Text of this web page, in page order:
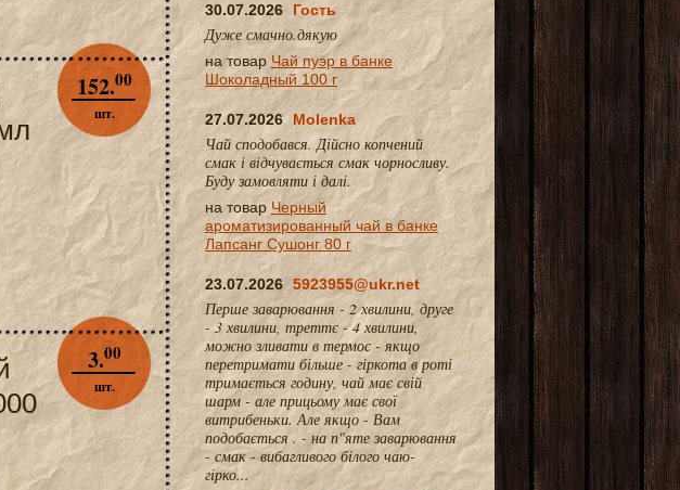
152.00
шт.
3.00
шт.
30.07.2026 Гость
Дуже смачно.дякую
на товар Чай пуэр в банке
Шоколадный 100 г
27.07.2026 Molenka
Чай сподобався. Дійсно копчений
смак і відчувається смак чорносливу.
Буду замовляти і далі.
на товар Черный
ароматизированный чай в банке
Лапсанг Сушонг 80 г
23.07.2026 5923955@ukr.net
Перше заварювання - 2 хвилини, друге
- 3 хвилини, треттє - 4 хвилини,
можно зливати в термос - якщо
перетримати більше - гіркота в роті
тримається годину, чай має свій
шарм - але прицьому має свої
витрибеньки. Але якщо - Вам
подобається . - на п"яте заварювання
- смак - вибагливого білого чаю-
гірко...